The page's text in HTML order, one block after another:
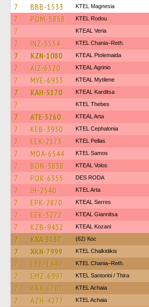
7 BBB-1533 ΚΤΕL Magnesia
7 POM-5858 ΚΤΕL Rodou
7 KTEAL Veria
7 INZ-5554 KTEL Chania–Reth.
7 KZN-1080 KTEAL Ptolemaida
7 AIZ-6520 KTEAL Agrinio
7 MYE-6933 KTEAL Mytilene
7 KAH-5170 KTEAL Karditsa
7 KTEL Thebes
7 ATE-3260 KTEAL Arta
7 KEB-3930 KTEL Cephalonia
7 EEK-2173 KTEL Pellas
7 MOA-6544 KTEL Samos
7 BON-3838 KTEAL Volos
7 POK-6355 DES RODA
7 IH-2540 KTEL Arta
7 EPK-2870 KTEAL Serres
7 EEK-3272 KTEAL Giannitsa
7 KZB-9432 KTEAL Kozani
7 KXA-3137 (62) Кос
7 XKN-7999 ΚΤΕL Chalkidikis
7 EYB-1440 KTEL Chania–Reth.
7 EMZ-6997 KTEL Santorini / Thira
7 AXX-6707 KTEL Achaia
7 AZH-4277 KTEL Achaia